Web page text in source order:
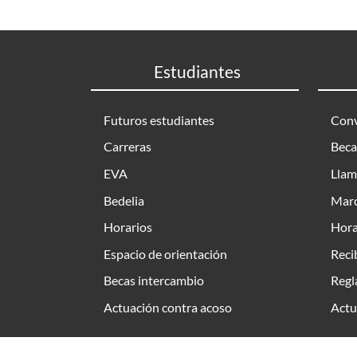
Estudiantes
Futuros estudiantes
Carreras
EVA
Bedelia
Horarios
Espacio de orientación
Becas intercambio
Actuación contra acoso